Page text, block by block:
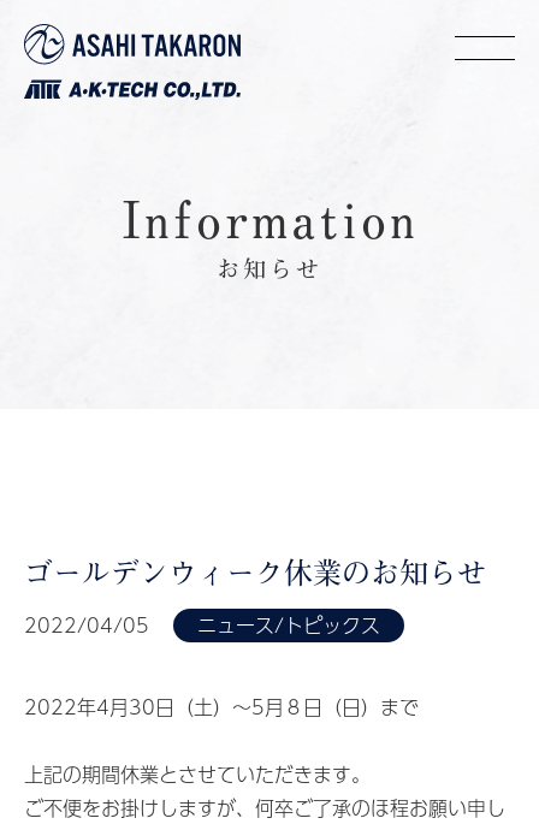
Information
お知らせ
ゴールデンウィーク休業のお知らせ
2022/04/05 ニュース/トピックス
2022年4月30日（土）～5月８日（日）まで
上記の期間休業とさせていただきます。
ご不便をお掛けしますが、何卒ご了承のほ程お願い申し